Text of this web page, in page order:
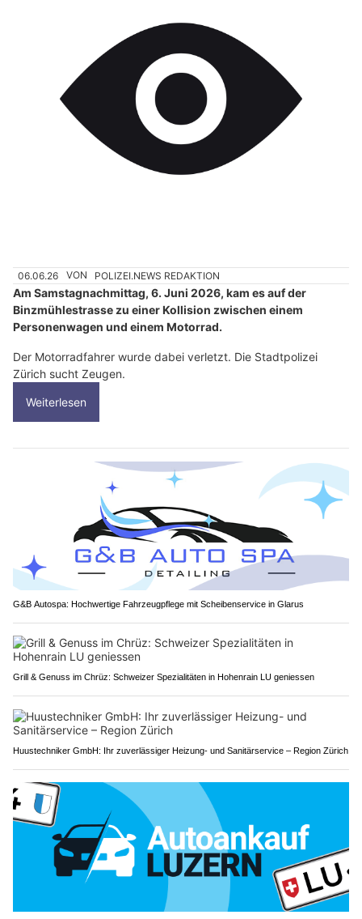
06.06.26 VON POLIZEI.NEWS REDAKTION
Am Samstagnachmittag, 6. Juni 2026, kam es auf der
Binzmühlestrasse zu einer Kollision zwischen einem
Personenwagen und einem Motorrad.
Der Motorradfahrer wurde dabei verletzt. Die Stadtpolizei
Zürich sucht Zeugen.
Weiterlesen
G&B Autospa: Hochwertige Fahrzeugpflege mit Scheibenservice in Glarus
Grill & Genuss im Chrüz: Schweizer Spezialitäten in Hohenrain LU geniessen
Huustechniker GmbH: Ihr zuverlässiger Heizung- und Sanitärservice – Region Zürich